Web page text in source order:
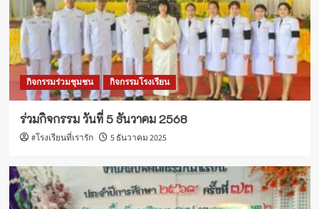
กิจกรรมร่วมชุมชน กิจกรรมโรงเรียน
ร่วมกิจกรรม วันที่ 5 ธันวาคม 2568
#โรงเรียนที่เรารัก 5 ธันวาคม 2025